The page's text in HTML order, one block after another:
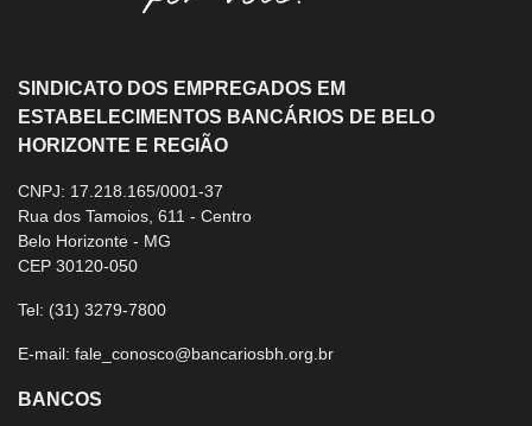
SINDICATO DOS EMPREGADOS EM
ESTABELECIMENTOS BANCÁRIOS DE BELO
HORIZONTE E REGIÃO
CNPJ: 17.218.165/0001-37
Rua dos Tamoios, 611 - Centro
Belo Horizonte - MG
CEP 30120-050
Tel: (31) 3279-7800
E-mail: fale_conosco@bancariosbh.org.br
BANCOS